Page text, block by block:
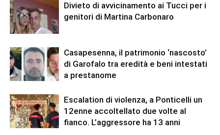
Divieto di avvicinamento ai Tucci per i
genitori di Martina Carbonaro
Casapesenna, il patrimonio ‘nascosto’
di Garofalo tra eredità e beni intestati
a prestanome
Escalation di violenza, a Ponticelli un
12enne accoltellato due volte al
fianco. L’aggressore ha 13 anni